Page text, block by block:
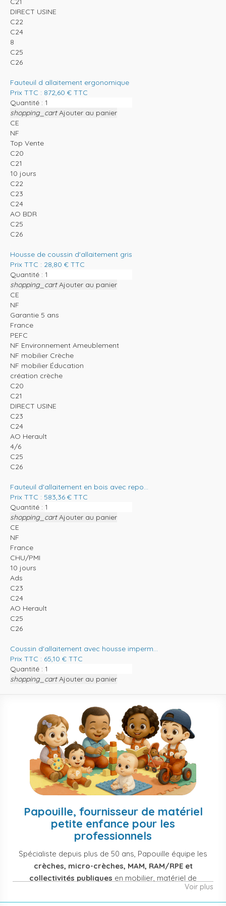
DIRECT USINE
C22
C24
8
C25
C26
Fauteuil d allaitement ergonomique
Prix TTC : 872,60 € TTC
Quantité :
shopping_cart Ajouter au panier
CE
NF
Top Vente
C20
C21
10 jours
C22
C23
C24
AO BDR
C25
C26
Housse de coussin d'allaitement gris
Prix TTC : 28,80 € TTC
Quantité :
shopping_cart Ajouter au panier
CE
NF
Garantie 5 ans
France
PEFC
NF Environnement Ameublement
NF mobilier Crèche
NF mobilier Éducation
création crèche
C20
C21
DIRECT USINE
C23
C24
AO Herault
4/6
C25
C26
Fauteuil d'allaitement en bois avec repo...
Prix TTC : 583,36 € TTC
Quantité :
shopping_cart Ajouter au panier
CE
NF
France
CHU/PMI
10 jours
Ads
C23
C24
AO Herault
C25
C26
Coussin d'allaitement avec housse imperm...
Prix TTC : 65,10 € TTC
Quantité :
shopping_cart Ajouter au panier
Papouille, fournisseur de matériel
petite enfance pour les
professionnels
Spécialiste depuis plus de 50 ans, Papouille équipe les
crèches, micro-crèches, MAM, RAM/RPE et
collectivités publiques en mobilier, matériel de
puériculture, jouets et équipement pour structures
d'accueil de la petite enfance. Notre offre couvre
Voir plus